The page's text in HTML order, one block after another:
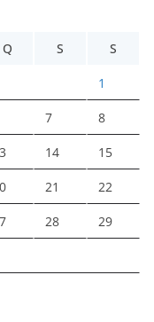
Q S S
1
7 8
14 15
21 22
28 29